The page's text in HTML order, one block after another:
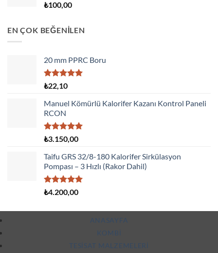
₺100,00
EN ÇOK BEĞENİLEN
20 mm PPRC Boru
5 üzerinden
5.00oy
aldı
₺22,10
Manuel Kömürlü Kalorifer Kazanı Kontrol Paneli
RCON
5 üzerinden
oy
aldı
₺3.150,00
Taifu GRS 32/8-180 Kalorifer Sirkülasyon
Pompası – 3 Hızlı (Rakor Dahil)
5 üzerinden
oy
₺4.200,00
ANASAYFA
KOMBI
TESISAT MALZEMELERI